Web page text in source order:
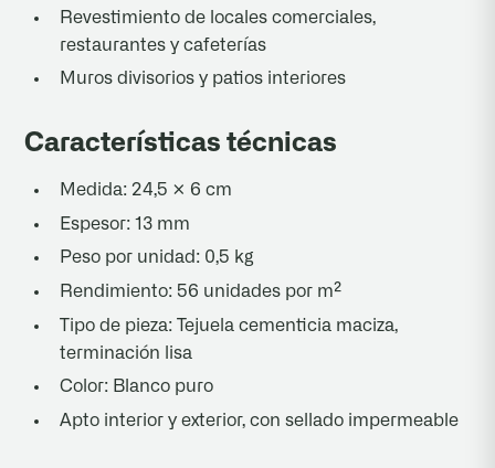
Revestimiento de locales comerciales,
restaurantes y cafeterías
Muros divisorios y patios interiores
Características técnicas
Medida: 24,5 × 6 cm
Espesor: 13 mm
Peso por unidad: 0,5 kg
Rendimiento: 56 unidades por m²
Tipo de pieza: Tejuela cementicia maciza,
terminación lisa
Color: Blanco puro
Apto interior y exterior, con sellado impermeable